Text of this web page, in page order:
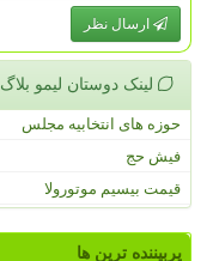
ارسال نظر
لینک دوستان لیمو بلاگ
حوزه های انتخابیه مجلس
فیش حج
قیمت بیسیم موتورولا
پربیننده ترین ها